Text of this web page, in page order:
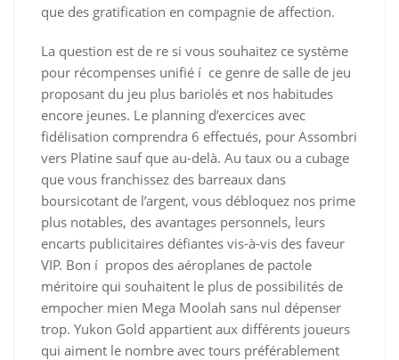
que des gratification en compagnie de affection.
La question est de re si vous souhaitez ce système
pour récompenses unifié í ce genre de salle de jeu
proposant du jeu plus bariolés et nos habitudes
encore jeunes. Le planning d’exercices avec
fidélisation comprendra 6 effectués, pour Assombri
vers Platine sauf que au-delà. Au taux ou a cubage
que vous franchissez des barreaux dans
boursicotant de l’argent, vous débloquez nos prime
plus notables, des avantages personnels, leurs
encarts publicitaires défiantes vis-à-vis des faveur
VIP. Bon í propos des aéroplanes de pactole
méritoire qui souhaitent le plus de possibilités de
empocher mien Mega Moolah sans nul dépenser
trop. Yukon Gold appartient aux différents joueurs
qui aiment le nombre avec tours préférablement